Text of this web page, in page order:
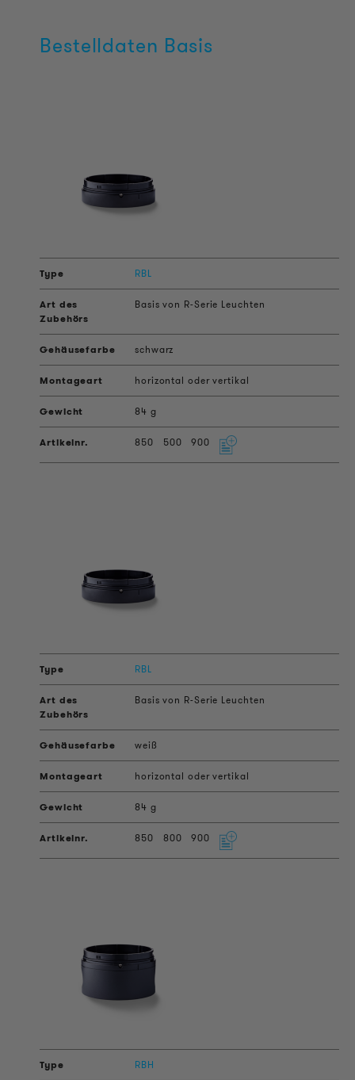
Bestelldaten Basis
RBL
Basis von R-Serie Leuchten
schwarz
horizontal oder vertikal
84 g
850 500 900
RBL
Basis von R-Serie Leuchten
weiß
horizontal oder vertikal
84 g
850 800 900
RBH